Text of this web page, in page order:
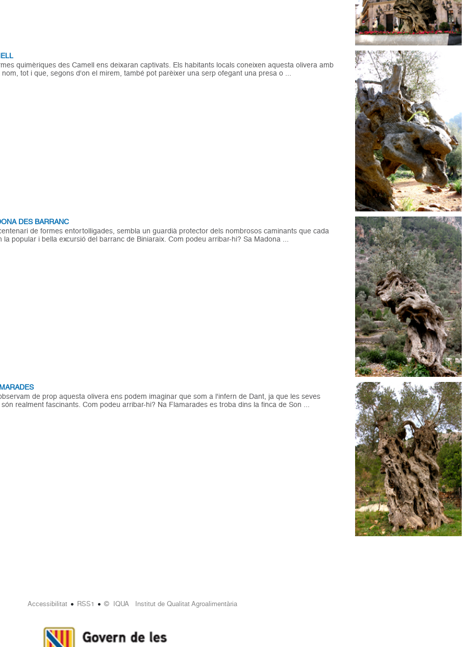
quimèriques des Camell ens deixaran captivats. Els habitants locals coneixen aquesta olivera amb
nom, tot i que, segons d'on el mirem, també pot parèixer una serp ofegant una presa o ...
DES BARRANC
de formes entortolligades, sembla un guardià protector dels nombrosos caminants que cada
la popular i bella excursió del barranc de Biniaraix. Com podeu arribar-hi? Sa Madona ...
de prop aquesta olivera ens podem imaginar que som a l'infern de Dant, ja que les seves
realment fascinants. Com podeu arribar-hi? Na Flamarades es troba dins la finca de Son ...
Accessibilitat• RSS1 • © IQUA Institut de Qualitat Agroalimentària